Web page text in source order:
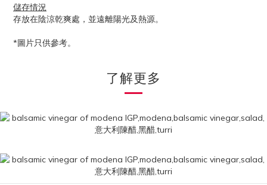
儲存情況
存放在陰涼乾爽處，並遠離陽光及熱源。
*圖片只供參考。
了解更多